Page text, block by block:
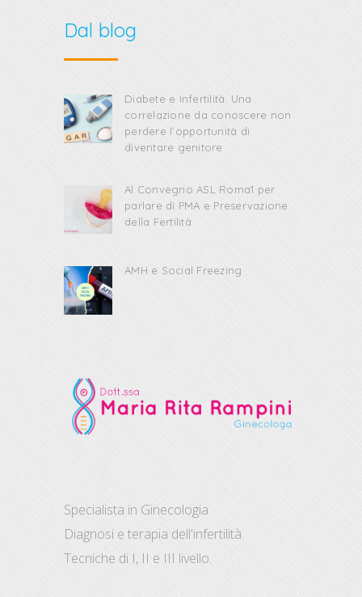
Dal blog
Diabete e Infertilità. Una
correlazione da conoscere non
perdere l’opportunità di
diventare genitore
Al Convegno ASL Roma1 per
parlare di PMA e Preservazione
della Fertilità
AMH e Social Freezing
Specialista in Ginecologia
Diagnosi e terapia dell'infertilità.
Tecniche di I, II e III livello.